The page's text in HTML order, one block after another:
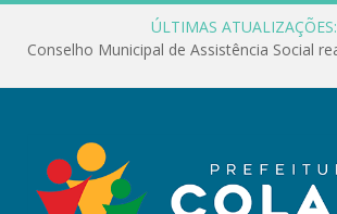
ÚLTIMAS ATUALIZAÇÕES: